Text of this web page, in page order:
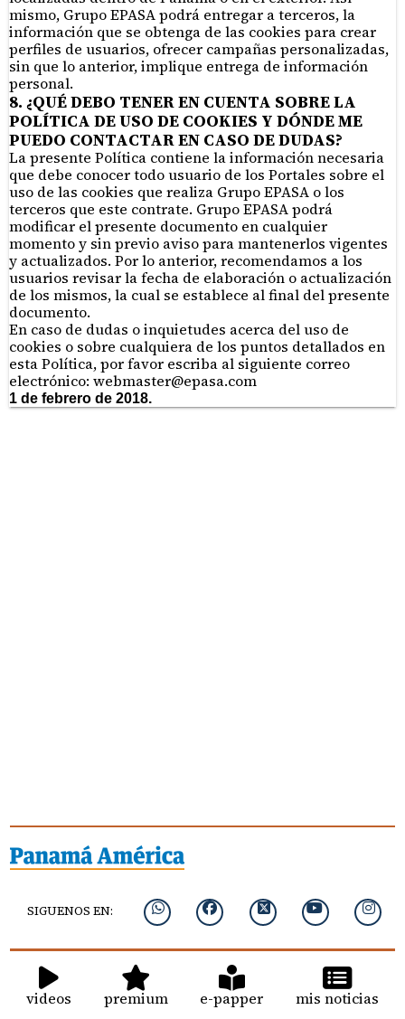
mismo, Grupo EPASA podrá entregar a terceros, la
información que se obtenga de las cookies para crear
perfiles de usuarios, ofrecer campañas personalizadas,
sin que lo anterior, implique entrega de información
personal.
8. ¿QUÉ DEBO TENER EN CUENTA SOBRE LA
POLÍTICA DE USO DE COOKIES Y DÓNDE ME
PUEDO CONTACTAR EN CASO DE DUDAS?
La presente Política contiene la información necesaria
que debe conocer todo usuario de los Portales sobre el
uso de las cookies que realiza Grupo EPASA o los
terceros que este contrate. Grupo EPASA podrá
modificar el presente documento en cualquier
momento y sin previo aviso para mantenerlos vigentes
y actualizados. Por lo anterior, recomendamos a los
usuarios revisar la fecha de elaboración o actualización
de los mismos, la cual se establece al final del presente
documento.
En caso de dudas o inquietudes acerca del uso de
cookies o sobre cualquiera de los puntos detallados en
esta Política, por favor escriba al siguiente correo
electrónico: webmaster@epasa.com
1 de febrero de 2018.
SIGUENOS EN:
videos premium e-papper mis noticias